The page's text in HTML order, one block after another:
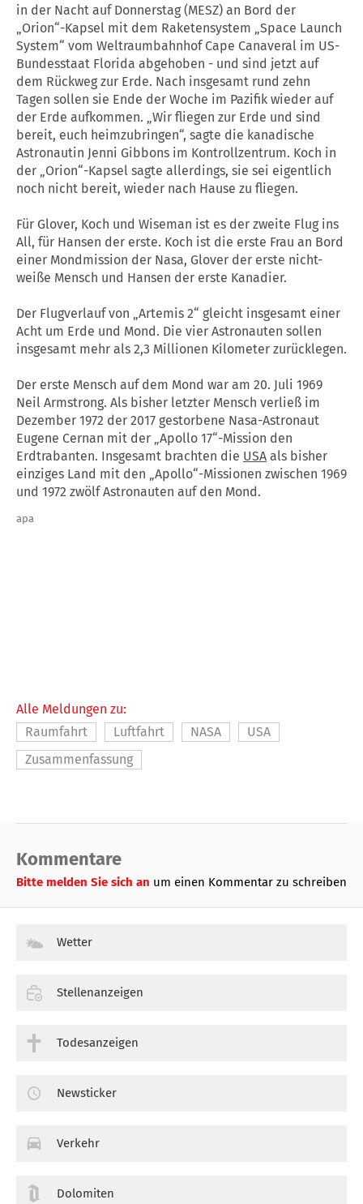
in der Nacht auf Donnerstag (MESZ) an Bord der
„Orion“-Kapsel mit dem Raketensystem „Space Launch
System“ vom Weltraumbahnhof Cape Canaveral im US-
Bundesstaat Florida abgehoben - und sind jetzt auf
dem Rückweg zur Erde. Nach insgesamt rund zehn
Tagen sollen sie Ende der Woche im Pazifik wieder auf
der Erde aufkommen. „Wir fliegen zur Erde und sind
bereit, euch heimzubringen“, sagte die kanadische
Astronautin Jenni Gibbons im Kontrollzentrum. Koch in
der „Orion“-Kapsel sagte allerdings, sie sei eigentlich
noch nicht bereit, wieder nach Hause zu fliegen.
Für Glover, Koch und Wiseman ist es der zweite Flug ins
All, für Hansen der erste. Koch ist die erste Frau an Bord
einer Mondmission der Nasa, Glover der erste nicht-
weiße Mensch und Hansen der erste Kanadier.
Der Flugverlauf von „Artemis 2“ gleicht insgesamt einer
Acht um Erde und Mond. Die vier Astronauten sollen
insgesamt mehr als 2,3 Millionen Kilometer zurücklegen.
Der erste Mensch auf dem Mond war am 20. Juli 1969
Neil Armstrong. Als bisher letzter Mensch verließ im
Dezember 1972 der 2017 gestorbene Nasa-Astronaut
Eugene Cernan mit der „Apollo 17“-Mission den
Erdtrabanten. Insgesamt brachten die USA als bisher
einziges Land mit den „Apollo“-Missionen zwischen 1969
und 1972 zwölf Astronauten auf den Mond.
apa
Alle Meldungen zu:
Raumfahrt
Luftfahrt NASA
USA
Zusammenfassung
Kommentare
Bitte melden Sie sich an um einen Kommentar zu schreiben
Wetter
Stellenanzeigen
Todesanzeigen
Newsticker
Verkehr
Dolomiten